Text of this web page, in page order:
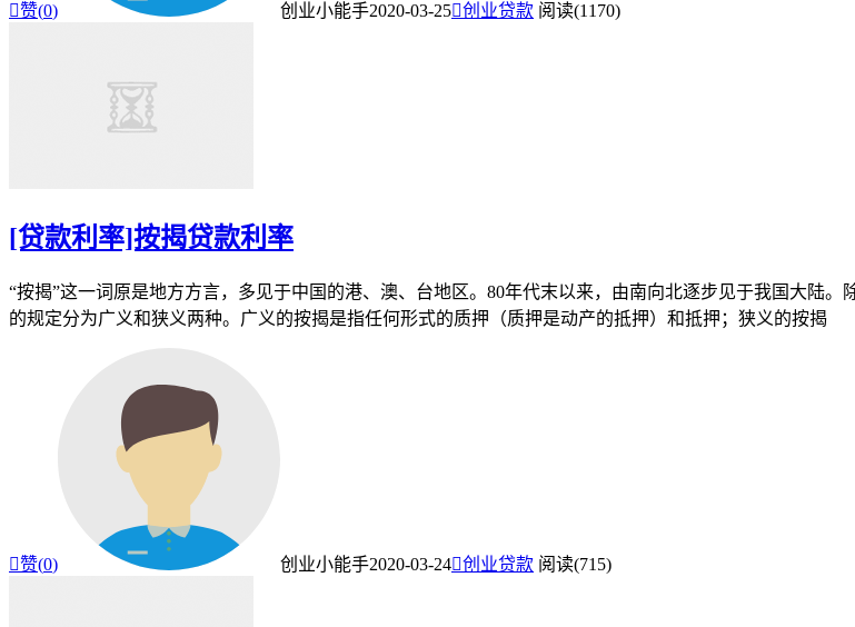
赞(0) 创业小能手2020-03-25创业贷款 阅读(1170)
[贷款利率]按揭贷款利率
“按揭”这一词原是地方方言，多见于中国的港、澳、台地区。80年代末以来，由南向北逐步见于我国大陆
的规定分为广义和狭义两种。广义的按揭是指任何形式的质押（质押是动产的抵押）和抵押；狭义的按揭
赞(0) 创业小能手2020-03-24创业贷款 阅读(715)